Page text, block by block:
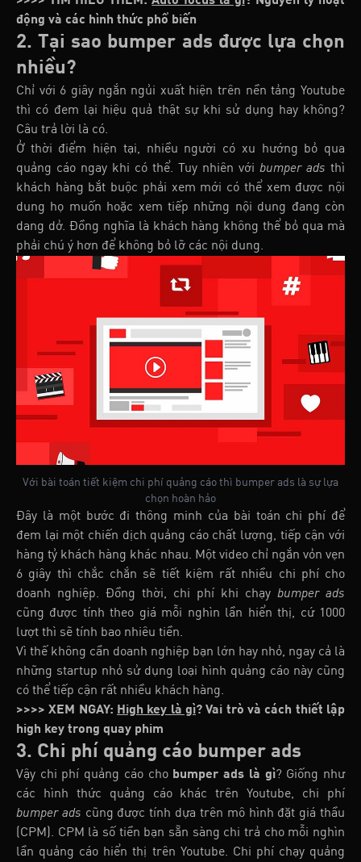
động và các hình thức phổ biến
2. Tại sao bumper ads được lựa chọn
nhiều?
Chỉ với 6 giây ngắn ngủi xuất hiện trên nền tảng Youtube
thì có đem lại hiệu quả thật sự khi sử dụng hay không?
Câu trả lời là có.
Ở thời điểm hiện tại, nhiều người có xu hướng bỏ qua
quảng cáo ngay khi có thể. Tuy nhiên với bumper ads thì
khách hàng bắt buộc phải xem mới có thể xem được nội
dung họ muốn hoặc xem tiếp những nội dung đang còn
dang dở. Đồng nghĩa là khách hàng không thể bỏ qua mà
phải chú ý hơn để không bỏ lỡ các nội dung.
Với bài toán tiết kiệm chi phí quảng cáo thì bumper ads là sự lựa
chọn hoàn hảo
Đây là một bước đi thông minh của bài toán chi phí để
đem lại một chiến dịch quảng cáo chất lượng, tiếp cận với
hàng tỷ khách hàng khác nhau. Một video chỉ ngắn vỏn vẹn
6 giây thì chắc chắn sẽ tiết kiệm rất nhiều chi phí cho
doanh nghiệp. Đồng thời, chi phí khi chạy bumper ads
cũng được tính theo giá mỗi nghìn lần hiển thị, cứ 1000
lượt thì sẽ tính bao nhiêu tiền.
Vì thế không cần doanh nghiệp bạn lớn hay nhỏ, ngay cả là
những startup nhỏ sử dụng loại hình quảng cáo này cũng
có thể tiếp cận rất nhiều khách hàng.
>>>> XEM NGAY: High key là gì? Vai trò và cách thiết lập
high key trong quay phim
3. Chi phí quảng cáo bumper ads
Vậy chi phí quảng cáo cho bumper ads là gì? Giống như
các hình thức quảng cáo khác trên Youtube, chi phí
bumper ads cũng được tính dựa trên mô hình đặt giá thầu
(CPM). CPM là số tiền bạn sẵn sàng chi trả cho mỗi nghìn
lần quảng cáo hiển thị trên Youtube. Chi phí chạy quảng